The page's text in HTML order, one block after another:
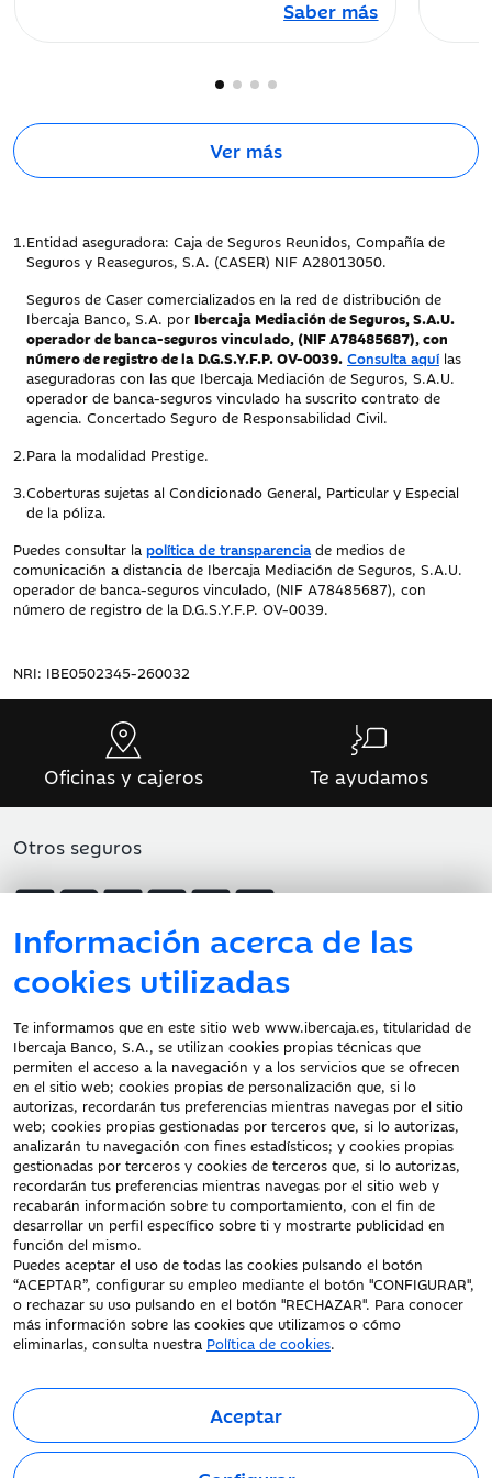
pasaporte, DNI o
primera
necesidad por
retraso en la
entrega de
equipaje
Incidencia antes
o durante el viaje
Gastos por
demora en el
Hasta 200 € Hasta 200 €
Gastos de
demora por
Hasta150 € Hasta200 €
Pérdida de
servicios por
retraso o
cancelación del
medio de
transporte
- Hasta500 €
Pérdida de
aéreas
- Hasta400 €
Gastos por
anulación del
viaje no iniciado
Hasta3.500 €
Reembolso de
vacaciones no
disfrutadas
Hasta2.500 € Hasta3.500 €
Accidentes
Indemnización
por fallecimiento
o invalidez
permanente en
público
Hasta
30.000 €
Hasta
30.000 €
Indemnización
Hasta6.000 € Hasta6.000 €
Saber más
Ver más
1.Entidad aseguradora: Caja de Seguros Reunidos, Compañía de
Seguros y Reaseguros, S.A. (CASER) NIF A28013050.
Seguros de Caser comercializados en la red de distribución de
Ibercaja Banco, S.A. por Ibercaja Mediación de Seguros, S.A.U.
operador de banca-seguros vinculado, (NIF A78485687), con
número de registro de la D.G.S.Y.F.P. OV-0039. Consulta aquí las
aseguradoras con las que Ibercaja Mediación de Seguros, S.A.U.
operador de banca-seguros vinculado ha suscrito contrato de
agencia. Concertado Seguro de Responsabilidad Civil.
2.Para la modalidad Prestige.
3.Coberturas sujetas al Condicionado General, Particular y Especial
de la póliza.
Puedes consultar la política de transparenciade medios de
comunicación a distancia de Ibercaja Mediación de Seguros, S.A.U.
operador de banca-seguros vinculado, (NIF A78485687), con
número de registro de la D.G.S.Y.F.P. OV-0039.
NRI: IBE0502345-260032
Información acerca de las
cookies utilizadas
Te informamos que en este sitio web www.ibercaja.es, titularidad de
Ibercaja Banco, S.A., se utilizan cookies propias técnicas que
permiten el acceso a la navegación y a los servicios que se ofrecen
en el sitio web; cookies propias de personalización que, si lo
autorizas, recordarán tus preferencias mientras navegas por el sitio
web; cookies propias gestionadas por terceros que, si lo autorizas,
analizarán tu navegación con fines estadísticos; y cookies propias
gestionadas por terceros y cookies de terceros que, si lo autorizas,
recordarán tus preferencias mientras navegas por el sitio web y
recabarán información sobre tu comportamiento, con el fin de
desarrollar un perfil específico sobre ti y mostrarte publicidad en
función del mismo.
Puedes aceptar el uso de todas las cookies pulsando el botón
“ACEPTAR”, configurar su empleo mediante el botón "CONFIGURAR",
o rechazar su uso pulsando en el botón "RECHAZAR". Para conocer
más información sobre las cookies que utilizamos o cómo
eliminarlas, consulta nuestra Política de cookies.
Aceptar
Oficinas y cajeros Te ayudamos
Otros seguros
Atención al cliente
Documentación a clientes
Aviso Legal
Protección datos
personales
Tarifas y Cotizaciones
Tablón de Anuncios
Política de cookies
Declaración de
accesibilidad
Fecha de Edición: 07/08/2026
©Ibercaja Banco, S.A. - IBERCAJA - NIF. A-99319030 R.M. de